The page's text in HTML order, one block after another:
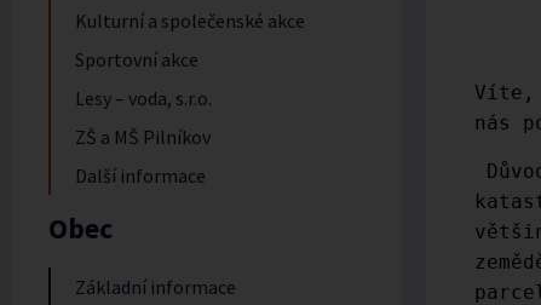
Kulturní a společenské akce
Sportovní akce
Lesy – voda, s.r.o.
ZŠ a MŠ Pilníkov
Další informace
Obec
Základní informace
Víte,
nás